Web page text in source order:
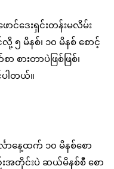
ာင်ဒေးရှင်းတန်းမလိမ်း
မိနစ်၊ ၁၀ မိနစ် စောင့်
စားတာပဲဖြစ်ဖြစ်၊
ပါတယ်။
ာနေ့ထက် ၁၀ မိနစ်စော
တိုင်းပဲ ဆယ်မိနစ်စီ စော